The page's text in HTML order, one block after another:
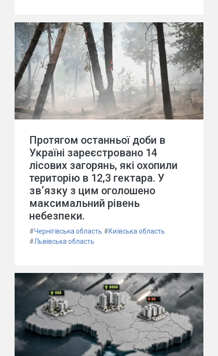
Протягом останньої доби в
Україні зареєстровано 14
лісових загорянь, які охопили
територію в 12,3 гектара. У
зв’язку з цим оголошено
максимальний рівень
небезпеки.
#Чернігівська область #Київська область
#Львівська область